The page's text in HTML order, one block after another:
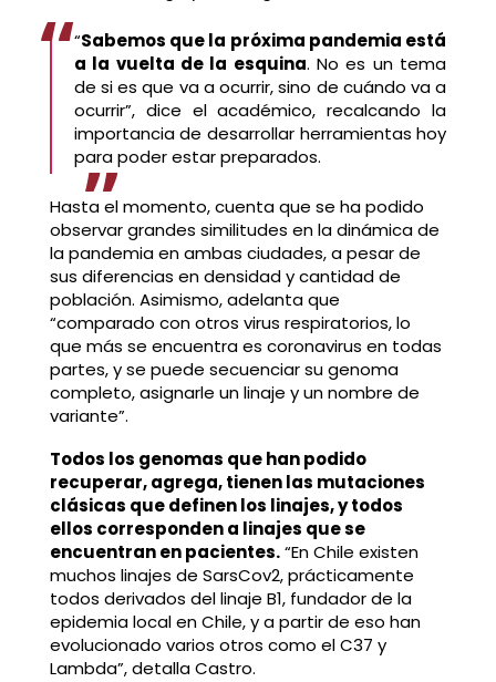
“Sabemos que la próxima pandemia está
a la vuelta de la esquina. No es un tema
de si es que va a ocurrir, sino de cuándo va a
ocurrir”, dice el académico, recalcando la
importancia de desarrollar herramientas hoy
para poder estar preparados.
Hasta el momento, cuenta que se ha podido
observar grandes similitudes en la dinámica de
la pandemia en ambas ciudades, a pesar de
sus diferencias en densidad y cantidad de
población. Asimismo, adelanta que
“comparado con otros virus respiratorios, lo
que más se encuentra es coronavirus en todas
partes, y se puede secuenciar su genoma
completo, asignarle un linaje y un nombre de
variante”.
Todos los genomas que han podido
recuperar, agrega, tienen las mutaciones
clásicas que definen los linajes, y todos
ellos corresponden a linajes que se
encuentran en pacientes.“En Chile existen
muchos linajes de SarsCov2, prácticamente
todos derivados del linaje B1, fundador de la
epidemia local en Chile, y a partir de eso han
evolucionado varios otros como el C37 y
Lambda”, detalla Castro.